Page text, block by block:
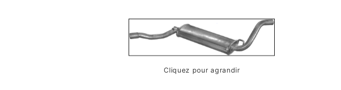
Cliquez pour agrandir